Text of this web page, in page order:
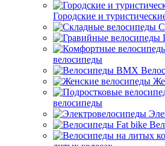
Городские и
велосипеды
велосипеды